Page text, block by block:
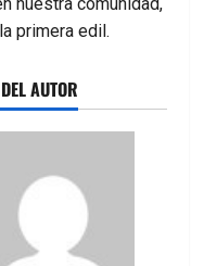
primera edil.
AUTOR